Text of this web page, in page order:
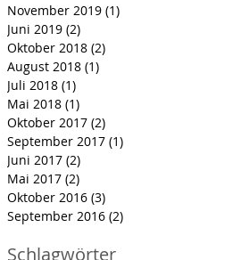
November 2019 (1)
Juni 2019 (2)
Oktober 2018 (2)
August 2018 (1)
Juli 2018 (1)
Mai 2018 (1)
Oktober 2017 (2)
September 2017 (1)
Juni 2017 (2)
Mai 2017 (2)
Oktober 2016 (3)
September 2016 (2)
Schlagwörter